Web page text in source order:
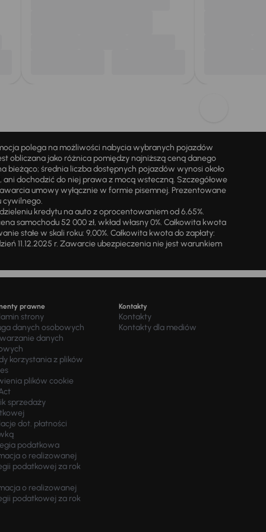
polega na możliwości nabycia wybranych pojazdów
obliczana jako różnica pomiędzy najniższą ceną danego
bieżąco; średnia liczba dostępnych pojazdów wynosi około
dochodzić do niej prawa z mocą wsteczną. Szczegółowe
umowy wyłącznie w formie pisemnej. Prezentowane
cywilnego.
kredytu na auto z oprocentowaniem od 6,65%.
samochodu 52 000 zł, wkład własny 0%. Całkowita kwota
stałe w skali roku: 9,00%. Całkowita kwota do zapłaty:
11.12.2025 r. Zawarcie ubezpieczenia nie jest warunkiem
prawne
strony
danych osobowych
danych
korzystania z plików
plików cookie
sprzedaży
dot. płatności
podatkowa
o realizowanej
podatkowej za rok
o realizowanej
podatkowej za rok
Kontakty
Kontakty
Kontakty dla mediów